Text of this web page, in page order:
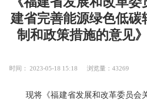
建省完善能源绿色低碳
制和政策措施的意见
时间： 2023-05-18 15:18 浏览量：43269
现将《福建省发展和改革委员会